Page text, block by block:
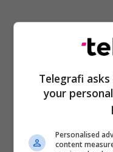
Telegrafi
your
Personalised
content